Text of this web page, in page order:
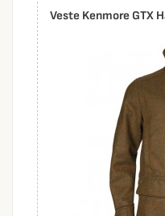
Veste Kenmore GTX